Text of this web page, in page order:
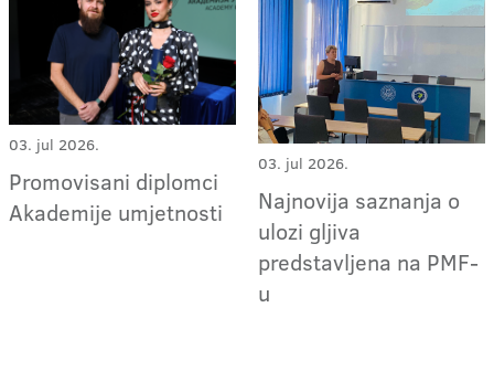
03. jul 2026.
Promovisani diplomci
Akademije umjetnosti
03. jul 2026.
Najnovija saznanja o
ulozi gljiva
predstavljena na PMF-
u